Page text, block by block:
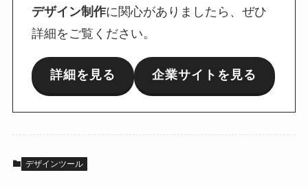
デザイン制作に関心がありましたら、ぜひ
詳細をご覧ください。
詳細を見る 企業サイトを見る
デザインツール